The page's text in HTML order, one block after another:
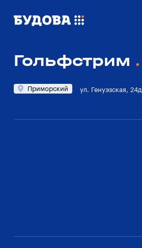
Гольфстрим
Приморский ул. Генуэзская, 24д